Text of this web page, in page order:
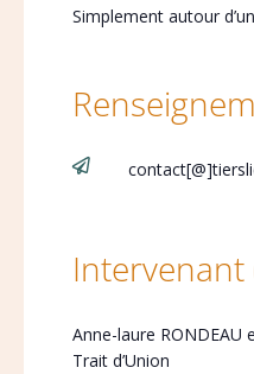
Simplement autour

Intervenant
Anne-laure RONDEAU
Trait d’Union